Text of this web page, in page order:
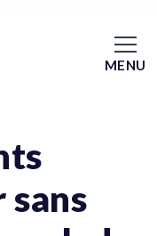
MENU
sans